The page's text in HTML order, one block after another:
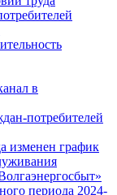
в
потребителей
изменен график
периода 2024-